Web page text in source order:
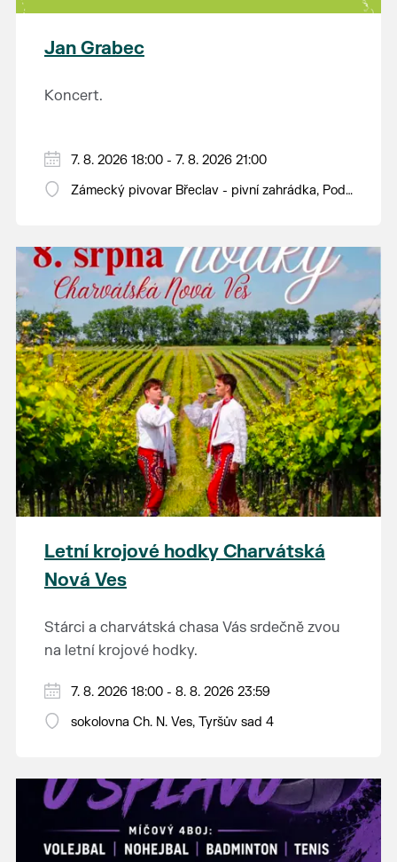
Jan Grabec
Koncert.
7. 8. 2026 18:00 - 7. 8. 2026 21:00
Zámecký pivovar Břeclav - pivní zahrádka, Pod
Letní krojové hodky Charvátská
Nová Ves
Stárci a charvátská chasa Vás srdečně zvou
na letní krojové hodky.
PÁTEK 7. srpna
18:00 - ruční stavění máje
14:00 - krojový průvod pro stárky od
hostince “U Buvola”
16:00 - odpolední zábava na sokolovně
21:00 - večerní zábava
7. 8. 2026 18:00 - 8. 8. 2026 23:59
sokolovna Ch. N. Ves, Tyršův sad 4